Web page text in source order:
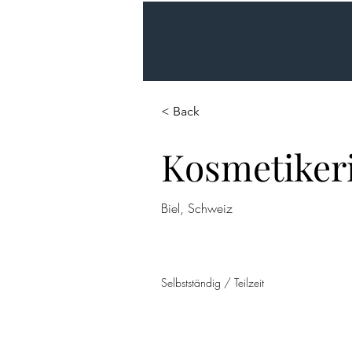
< Back
Biel, Schweiz
Selbstständig / Teilzeit